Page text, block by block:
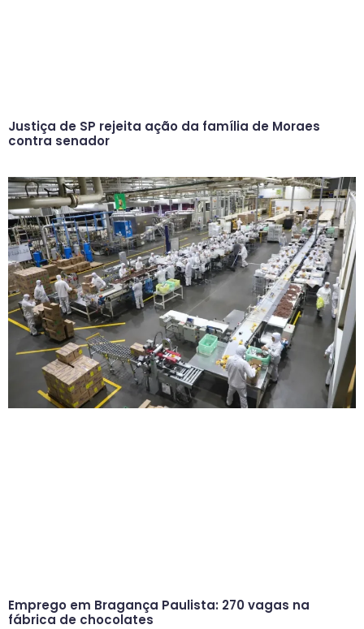
Justiça de SP rejeita ação da família de Moraes
contra senador
Emprego em Bragança Paulista: 270 vagas na
fábrica de chocolates